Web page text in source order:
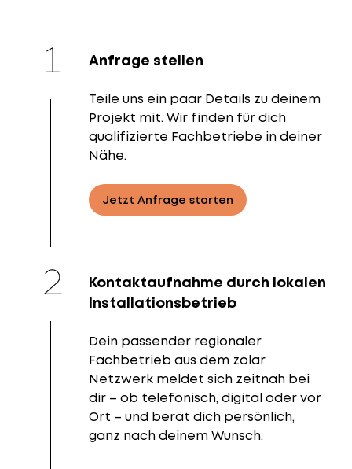
Anfrage stellen
Teile uns ein paar Details zu deinem
Projekt mit. Wir finden für dich
qualifizierte Fachbetriebe in deiner
Nähe.
Jetzt Anfrage starten
Kontaktaufnahme durch lokalen
Installationsbetrieb
Dein passender regionaler
Fachbetrieb aus dem zolar
Netzwerk meldet sich zeitnah bei
dir – ob telefonisch, digital oder vor
Ort – und berät dich persönlich,
ganz nach deinem Wunsch.